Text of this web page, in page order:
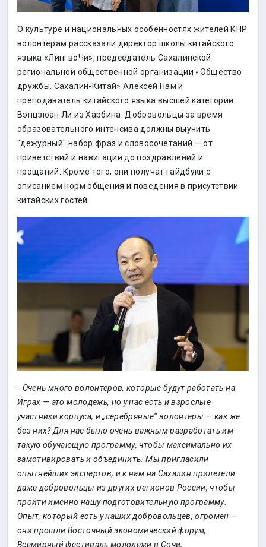
О культуре и национальных особенностях жителей КНР
волонтерам рассказали директор школы китайского
языка «ЛингвоЧи», председатель Сахалинской
региональной общественной организации «Общество
дружбы. Сахалин-Китай» Алексей Нам и
преподаватель китайского языка высшей категории
Вэнцзюан Ли из Харбина. Добровольцы за время
образовательного интенсива должны выучить
"дежурный" набор фраз и словосочетаний — от
приветствий и навигации до поздравлений и
прощаний. Кроме того, они получат гайдбуки с
описанием норм общения и поведения в присутствии
китайских гостей.
- Очень много волонтеров, которые будут работать на
Играх — это молодежь, но у нас есть и взрослые
участники корпуса, и „серебряные“ волонтеры — как же
без них? Для нас было очень важным разработать им
такую обучающую программу, чтобы максимально их
замотивировать и объединить. Мы пригласили
опытнейших экспертов, и к нам на Сахалин прилетели
даже добровольцы из других регионов России, чтобы
пройти именно нашу подготовительную программу.
Опыт, который есть у наших добровольцев, огромен —
они прошли Восточный экономический форум,
Всемирный фестиваль молодежи в Сочи,